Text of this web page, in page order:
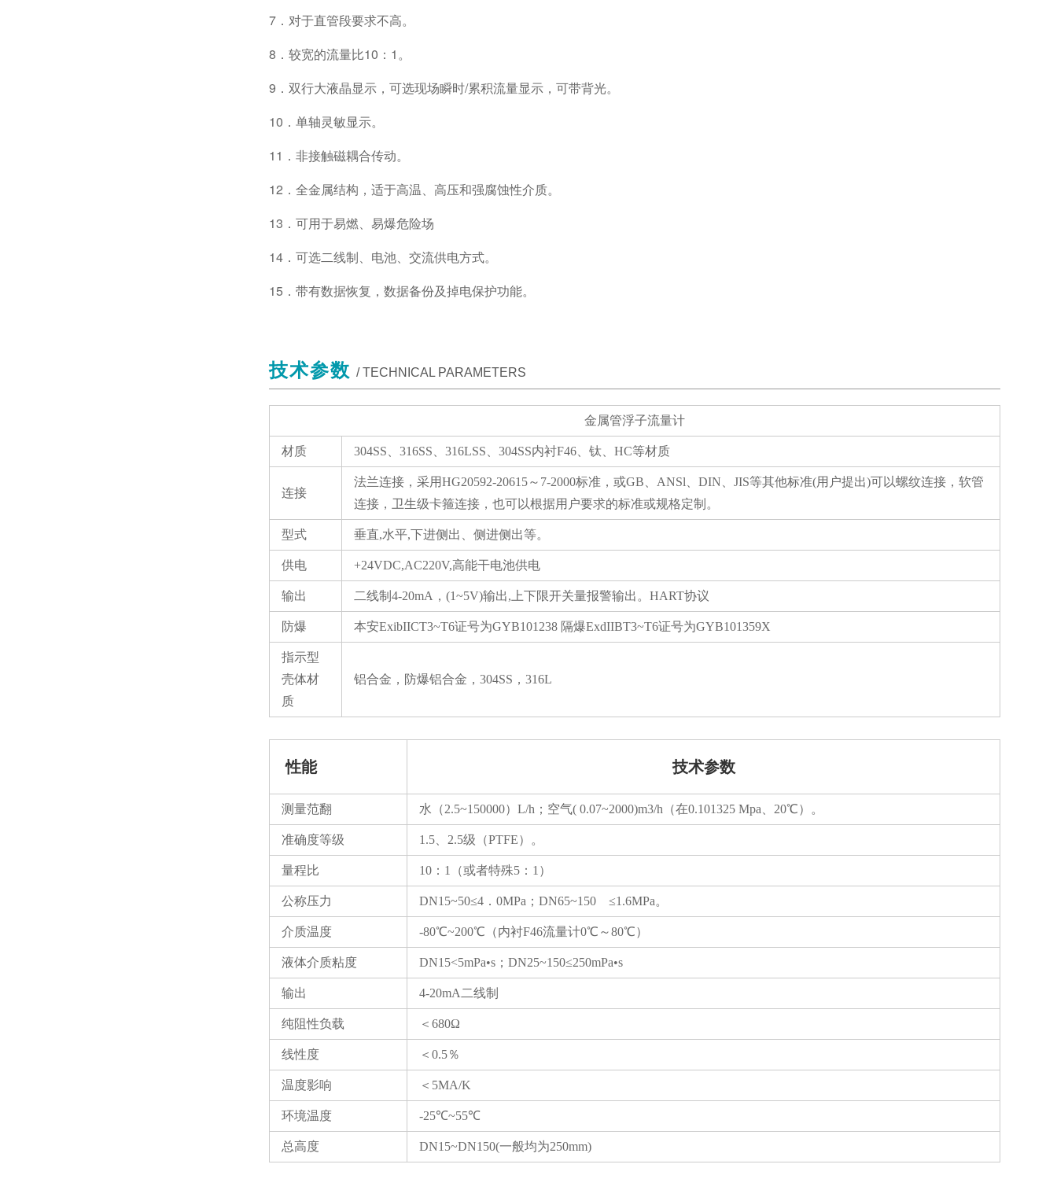
7．对于直管段要求不高。
8．较宽的流量比10：1。
9．双行大液晶显示，可选现场瞬时/累积流量显示，可带背光。
10．单轴灵敏显示。
11．非接触磁耦合传动。
12．全金属结构，适于高温、高压和强腐蚀性介质。
13．可用于易燃、易爆危险场
14．可选二线制、电池、交流供电方式。
15．带有数据恢复，数据备份及掉电保护功能。
技术参数 / TECHNICAL PARAMETERS
金属管浮子流量计
材质 304SS、316SS、316LSS、304SS内衬F46、钛、HC等材质
连接
法兰连接，采用HG20592-20615～7-2000标准，或GB、ANSl、DIN、JIS等其他标准(用户提出)可以螺纹连接，软管
连接，卫生级卡箍连接，也可以根据用户要求的标准或规格定制。
型式 垂直,水平,下进侧出、侧进侧出等。
供电 +24VDC,AC220V,高能干电池供电
输出 二线制4-20mA，(1~5V)输出,上下限开关量报警输出。HART协议
防爆 本安ExibIICT3~T6证号为GYB101238 隔爆ExdIIBT3~T6证号为GYB101359X
指示型
壳体材
质
铝合金，防爆铝合金，304SS，316L
性能 技术参数
测量范翻 水（2.5~150000）L/h；空气( 0.07~2000)m3/h（在0.101325 Mpa、20℃）。
准确度等级 1.5、2.5级（PTFE）。
量程比 10：1（或者特殊5：1）
公称压力 DN15~50≤4．0MPa；DN65~150 ≤1.6MPa。
介质温度 -80℃~200℃（内衬F46流量计0℃～80℃）
液体介质粘度 DN15<5mPa•s；DN25~150≤250mPa•s
输出 4-20mA二线制
纯阻性负载 ＜680Ω
线性度 ＜0.5％
温度影响 ＜5MA/K
环境温度 -25℃~55℃
总高度 DN15~DN150(一般均为250mm)